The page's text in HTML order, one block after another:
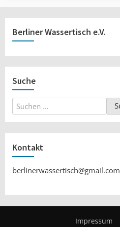
Berliner Wassertisch e.V.
Suche
Suchen
nach:
Kontakt
berlinerwassertisch@gmail.com
Impressum